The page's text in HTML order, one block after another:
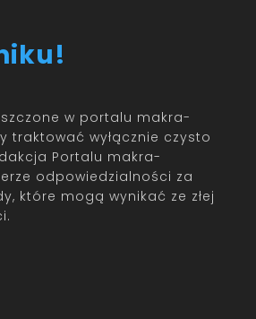
w portalu makra-
traktować wyłącznie czysto
Portalu makra-
odpowiedzialności za
które mogą wynikać ze złej